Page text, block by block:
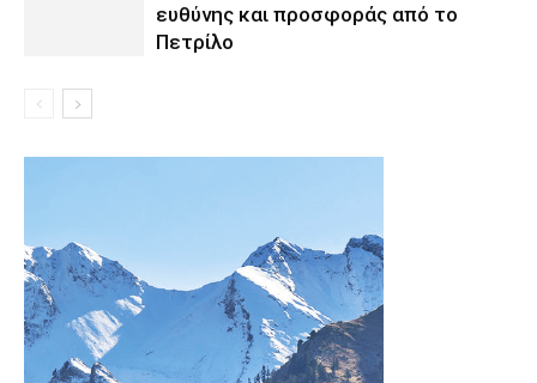
ευθύνης και προσφοράς από το
Πετρίλο